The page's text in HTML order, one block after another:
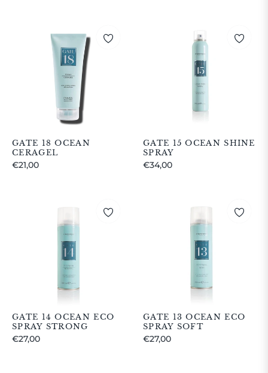
GATE 18 OCEAN
CERAGEL
Prezzo
€21,00
GATE 15 OCEAN SHINE
SPRAY
Prezzo
€34,00
GATE 14 OCEAN ECO
SPRAY STRONG
Prezzo
€27,00
GATE 13 OCEAN ECO
SPRAY SOFT
Prezzo
€27,00